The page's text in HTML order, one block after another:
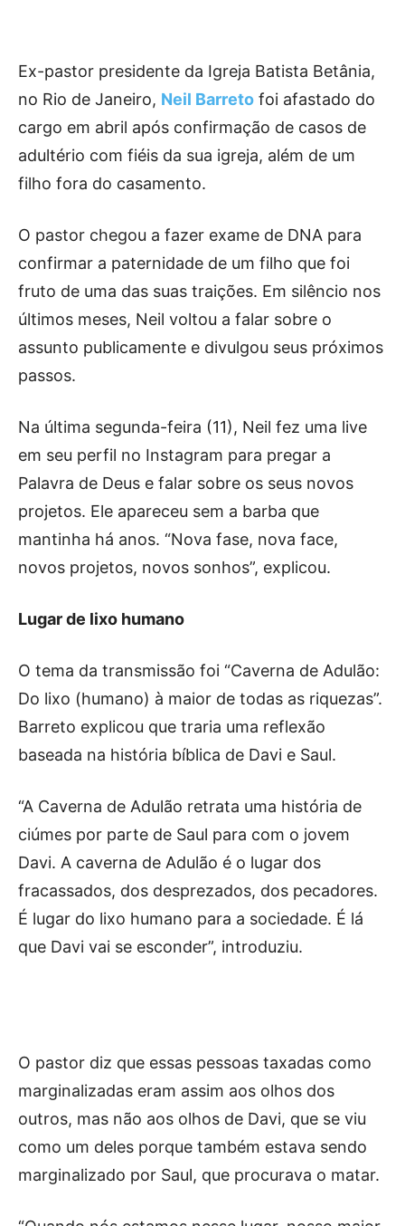
Ex-pastor presidente da Igreja Batista Betânia,
no Rio de Janeiro, Neil Barreto foi afastado do
cargo em abril após confirmação de casos de
adultério com fiéis da sua igreja, além de um
filho fora do casamento.
O pastor chegou a fazer exame de DNA para
confirmar a paternidade de um filho que foi
fruto de uma das suas traições. Em silêncio nos
últimos meses, Neil voltou a falar sobre o
assunto publicamente e divulgou seus próximos
passos.
Na última segunda-feira (11), Neil fez uma live
em seu perfil no Instagram para pregar a
Palavra de Deus e falar sobre os seus novos
projetos. Ele apareceu sem a barba que
mantinha há anos. “Nova fase, nova face,
novos projetos, novos sonhos”, explicou.
Lugar de lixo humano
O tema da transmissão foi “Caverna de Adulão:
Do lixo (humano) à maior de todas as riquezas”.
Barreto explicou que traria uma reflexão
baseada na história bíblica de Davi e Saul.
“A Caverna de Adulão retrata uma história de
ciúmes por parte de Saul para com o jovem
Davi. A caverna de Adulão é o lugar dos
fracassados, dos desprezados, dos pecadores.
É lugar do lixo humano para a sociedade. É lá
que Davi vai se esconder”, introduziu.
O pastor diz que essas pessoas taxadas como
marginalizadas eram assim aos olhos dos
outros, mas não aos olhos de Davi, que se viu
como um deles porque também estava sendo
marginalizado por Saul, que procurava o matar.